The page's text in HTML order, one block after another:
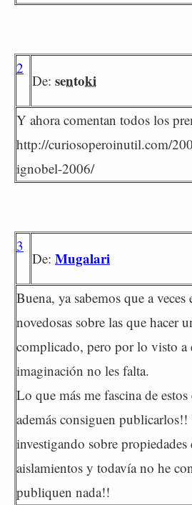
2
De: sentoki
Y ahora comentan todos los
http://curiosoperoinutil.com/
ignobel-2006/
3
De: Mugalari
Buena, ya sabemos que a veces
novedosas sobre las que hacer
complicado, pero por lo visto a
imaginación no les falta.
Lo que más me fascina de
además consiguen
investigando sobre propiedades
aislamientos y todavía no he
publiquen nada!!